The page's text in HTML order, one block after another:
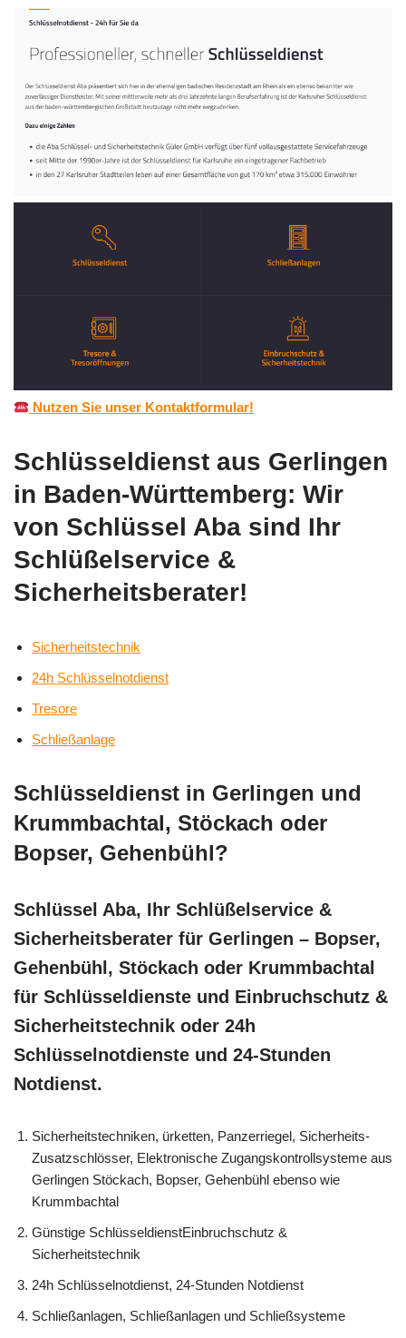
Nutzen Sie unser Kontaktformular!
Schlüsseldienst aus Gerlingen
in Baden-Württemberg: Wir
von Schlüssel Aba sind Ihr
Schlüßelservice &
Sicherheitsberater!
Sicherheitstechnik
24h Schlüsselnotdienst
Tresore
Schließanlage
Schlüsseldienst in Gerlingen und
Krummbachtal, Stöckach oder
Bopser, Gehenbühl?
Schlüssel Aba, Ihr Schlüßelservice &
Sicherheitsberater für Gerlingen – Bopser,
Gehenbühl, Stöckach oder Krummbachtal
für Schlüsseldienste und Einbruchschutz &
Sicherheitstechnik oder 24h
Schlüsselnotdienste und 24-Stunden
Notdienst.
Sicherheitstechniken, ürketten, Panzerriegel, Sicherheits-
Zusatzschlösser, Elektronische Zugangskontrollsysteme aus
Gerlingen Stöckach, Bopser, Gehenbühl ebenso wie
Krummbachtal
Günstige SchlüsseldienstEinbruchschutz &
Sicherheitstechnik
24h Schlüsselnotdienst, 24-Stunden Notdienst
Schließanlagen, Schließanlagen und Schließsysteme